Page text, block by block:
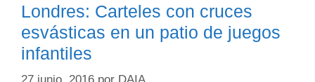
Londres: Carteles con cruces
esvásticas en un patio de juegos
infantiles